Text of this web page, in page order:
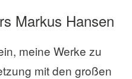
Markus Hansen
meine Werke zu
mit den großen